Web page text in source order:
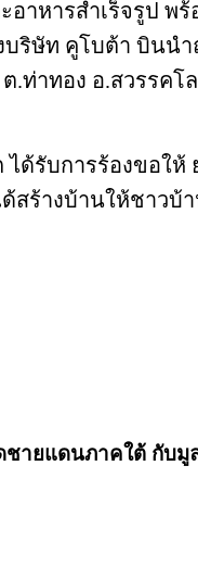
าหารสำเร็จรูป พ
ริษัท คูโบต้า บินน
าทอง อ.สวรรค
รับการร้องขอให้
สร้างบ้านให้ชาวบ้
ายแดนภาคใต้ กับมู